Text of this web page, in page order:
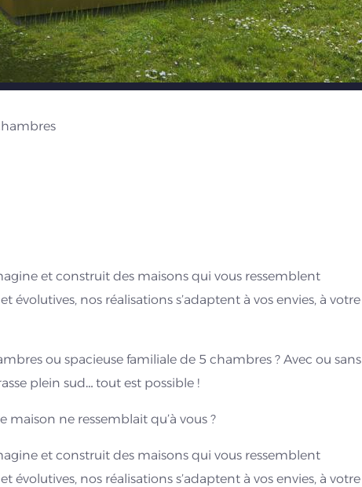
et construit des maisons qui vous ressemblent
évolutives, nos réalisations s’adaptent à vos envies, à votre
ou spacieuse familiale de 5 chambres ? Avec ou sans
plein sud… tout est possible !
maison ne ressemblait qu’à vous ?
et construit des maisons qui vous ressemblent
évolutives, nos réalisations s’adaptent à vos envies, à votre